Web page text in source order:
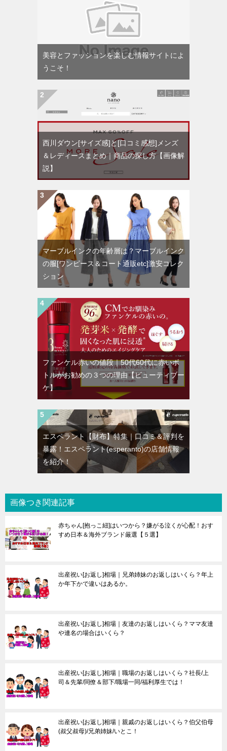
美容とファッションを楽しむ情報サイトによ
うこそ！
西川ダウン[サイズ感]と[口コミ感想]メンズ
＆レディースまとめ｜商品の探し方【画像解
説】
マーブルインクの年齢層は？マーブルインク
の服[ワンピース＆コート通販etc]激安コレク
ション
ファンケル赤いの値段｜50代60代に赤いボ
トルがお勧めの３つの理由【ビューティブー
ケ】
エスペラント【財布】特集｜口コミ＆評判を
暴露！エスペラント(esperanto)の店舗情報
を紹介！
画像つき関連記事
赤ちゃん[抱っこ紐]はいつから？嫌がる泣くが心配！おす
すめ日本＆海外ブランド厳選【５選】
出産祝い[お返し]相場｜兄弟姉妹のお返しはいくら？年上
か年下かで違いはあるか。
出産祝い[お返し]相場｜友達のお返しはいくら？ママ友達
や連名の場合はいくら？
出産祝い[お返し]相場｜職場のお返しはいくら？社長/上
司＆先輩/同僚＆部下/職場一同/福利厚生では！
出産祝い[お返し]相場｜親戚のお返しはいくら？伯父伯母
(叔父叔母)/兄弟姉妹/いとこ！